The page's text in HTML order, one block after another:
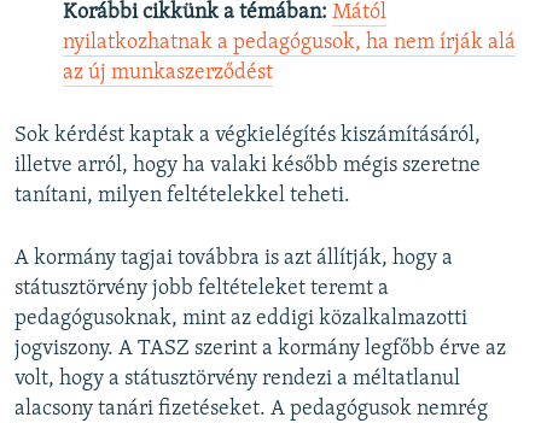
Korábbi cikkünk a témában: Mától
nyilatkozhatnak a pedagógusok, ha nem írják alá
az új munkaszerződést
Sok kérdést kaptak a végkielégítés kiszámításáról,
illetve arról, hogy ha valaki később mégis szeretne
tanítani, milyen feltételekkel teheti.
A kormány tagjai továbbra is azt állítják, hogy a
státusztörvény jobb feltételeket teremt a
pedagógusoknak, mint az eddigi közalkalmazotti
jogviszony. A TASZ szerint a kormány legfőbb érve az
volt, hogy a státusztörvény rendezi a méltatlanul
alacsony tanári fizetéseket. A pedagógusok nemrég